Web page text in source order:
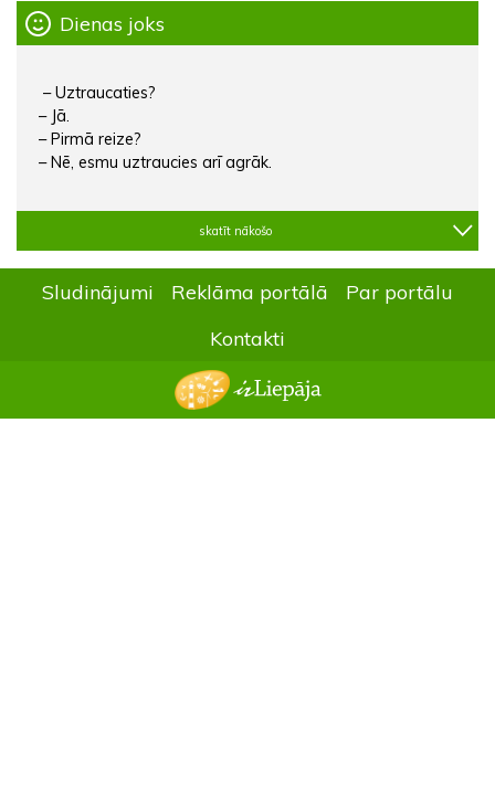
Dienas joks
– Uztraucaties?
– Jā.
– Pirmā reize?
– Nē, esmu uztraucies arī agrāk.
skatīt nākošo
Sludinājumi Reklāma portālā
Par portālu
Kontakti